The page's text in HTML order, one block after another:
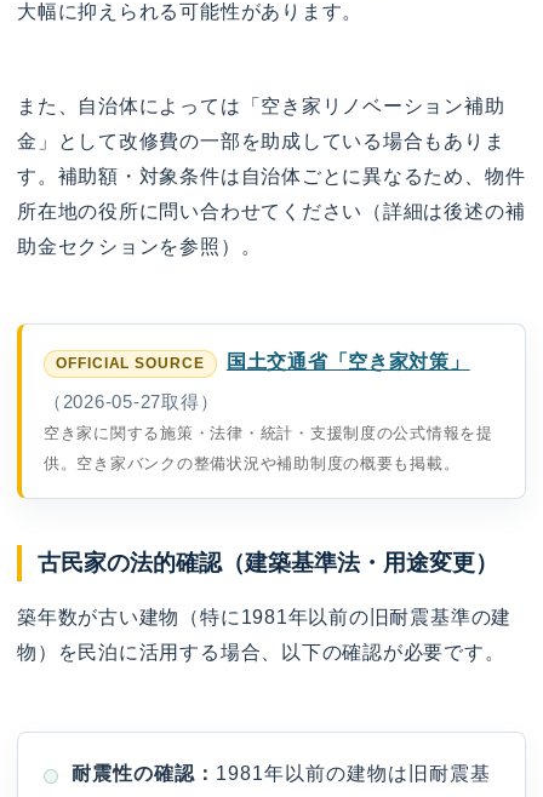
大幅に抑えられる可能性があります。
また、自治体によっては「空き家リノベーション補助
金」として改修費の一部を助成している場合もありま
す。補助額・対象条件は自治体ごとに異なるため、物件
所在地の役所に問い合わせてください（詳細は後述の補
助金セクションを参照）。
国土交通省「空き家対策」
（2026-05-27取得）
空き家に関する施策・法律・統計・支援制度の公式情報を提
供。空き家バンクの整備状況や補助制度の概要も掲載。
古民家の法的確認（建築基準法・用途変更）
築年数が古い建物（特に1981年以前の旧耐震基準の建
物）を民泊に活用する場合、以下の確認が必要です。
耐震性の確認： 1981年以前の建物は旧耐震基